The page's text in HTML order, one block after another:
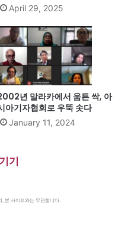
April 29, 2025
년 말라카에서 움튼 싹, 아
아기자협회로 우뚝 솟다
January 11, 2024
기
본 사이트와는 무관합니다.